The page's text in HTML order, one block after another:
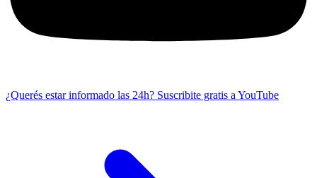
¿Querés estar informado las 24h? Suscribite gratis a YouTube